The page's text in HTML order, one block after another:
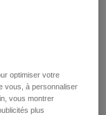
optimiser votre
vous, à personnaliser
vous montrer
plus